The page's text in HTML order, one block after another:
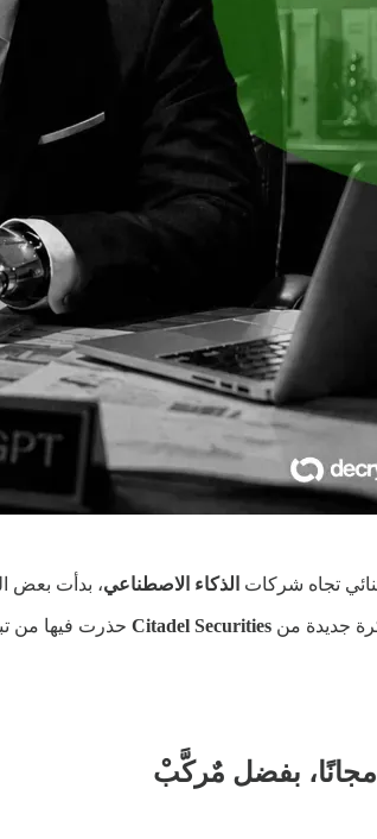
تجاه شركات الذكاء الاصطناعي، بدأت بعض
جديدة من Citadel Securities حذرت فيها من
مجانًا، بفضل مٌركَّبْ